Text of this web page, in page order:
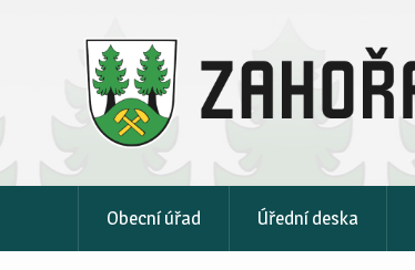
Obecní úřad Úřední deska